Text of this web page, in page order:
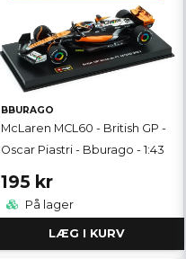
BBURAGO
McLaren MCL60 - British GP -
Oscar Piastri - Bburago - 1:43
195 kr
På lager
LÆG I KURV